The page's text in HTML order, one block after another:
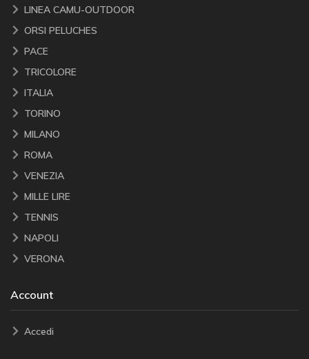
LINEA CAMU-OUTDOOR
ORSI PELUCHES
PACE
TRICOLORE
ITALIA
TORINO
MILANO
ROMA
VENEZIA
MILLE LIRE
TENNIS
NAPOLI
VERONA
Account
Accedi